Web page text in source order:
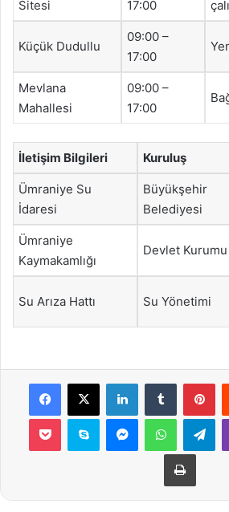
Sitesi
17:00
Küçük Dudullu
09:00 –
17:00
Mevlana
Mahallesi
09:00 –
17:00
İletişim Bilgileri Kuruluş
Ümraniye Su
İdaresi
Büyükşehir
Belediyesi
Ümraniye
Kaymakamlığı
Devlet Kurumu
Su Arıza Hattı Su Yönetimi
Facebook
X LinkedInTumblr
Pocket Skype MessengerWhatsApp
Yazdır